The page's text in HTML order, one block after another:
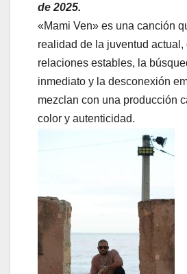
de 2025.
«Mami Ven» es una canción
realidad de la juventud
relaciones estables, la
inmediato y la desconexión
mezclan con una producción
color y autenticidad.